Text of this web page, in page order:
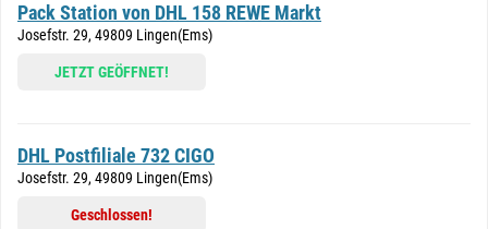
Pack Station von DHL 158 REWE Markt
Josefstr. 29, 49809 Lingen(Ems)
JETZT GEÖFFNET!
DHL Postfiliale 732 CIGO
Josefstr. 29, 49809 Lingen(Ems)
Geschlossen!